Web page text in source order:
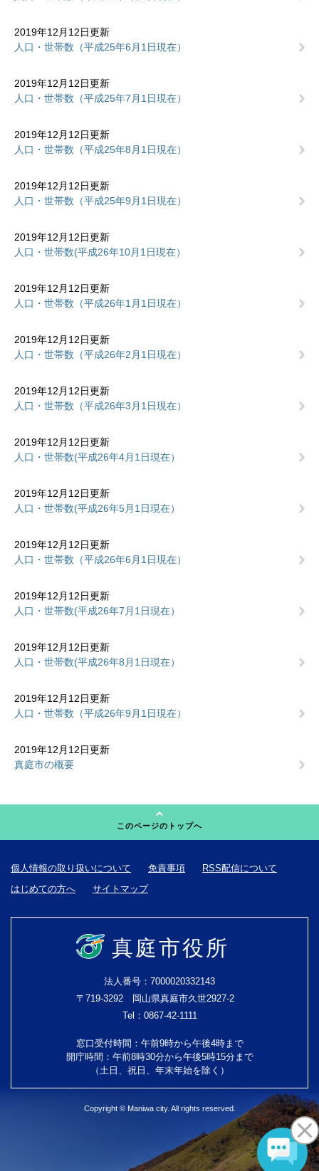
2019年12月12日更新
人口・世帯数（平成25年6月1日現在）
2019年12月12日更新
人口・世帯数（平成25年7月1日現在）
2019年12月12日更新
人口・世帯数（平成25年8月1日現在）
2019年12月12日更新
人口・世帯数（平成25年9月1日現在）
2019年12月12日更新
人口・世帯数(平成26年10月1日現在）
2019年12月12日更新
人口・世帯数（平成26年1月1日現在）
2019年12月12日更新
人口・世帯数（平成26年2月1日現在）
2019年12月12日更新
人口・世帯数（平成26年3月1日現在）
2019年12月12日更新
人口・世帯数(平成26年4月1日現在）
2019年12月12日更新
人口・世帯数(平成26年5月1日現在）
2019年12月12日更新
人口・世帯数（平成26年6月1日現在）
2019年12月12日更新
人口・世帯数(平成26年7月1日現在）
2019年12月12日更新
人口・世帯数(平成26年8月1日現在）
2019年12月12日更新
人口・世帯数（平成26年9月1日現在）
2019年12月12日更新
真庭市の概要
このページのトップへ
個人情報の取り扱いについて 免責事項
RSS配信について
はじめての方へ
サイトマップ
真庭市役所
法人番号：7000020332143
〒719-3292 岡山県真庭市久世2927-2
Tel：0867-42-1111
窓口受付時間：午前9時から午後4時まで
開庁時間：午前8時30分から午後5時15分まで
（土日、祝日、年末年始を除く）
Copyright © Maniwa city. All rights reserved.